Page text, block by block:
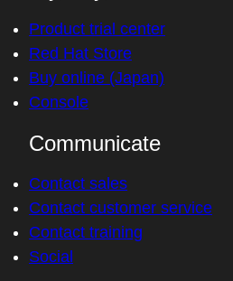
Product trial center
Red Hat Store
Buy online (Japan)
Console
Communicate
Contact sales
Contact customer service
Contact training
Social